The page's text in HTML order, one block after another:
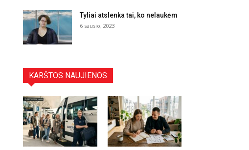
Tyliai atslenka tai, ko nelaukėm
6 sausio, 2023
KARŠTOS NAUJIENOS